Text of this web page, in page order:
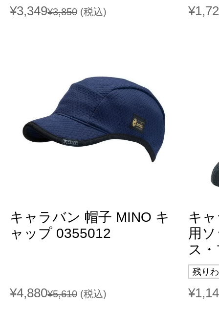
¥3,349¥3,850 (税込)
キャラバン 帽子 MINO キ
ャップ 0355012
¥4,880¥5,610 (税込)
キ
用
ス
残り